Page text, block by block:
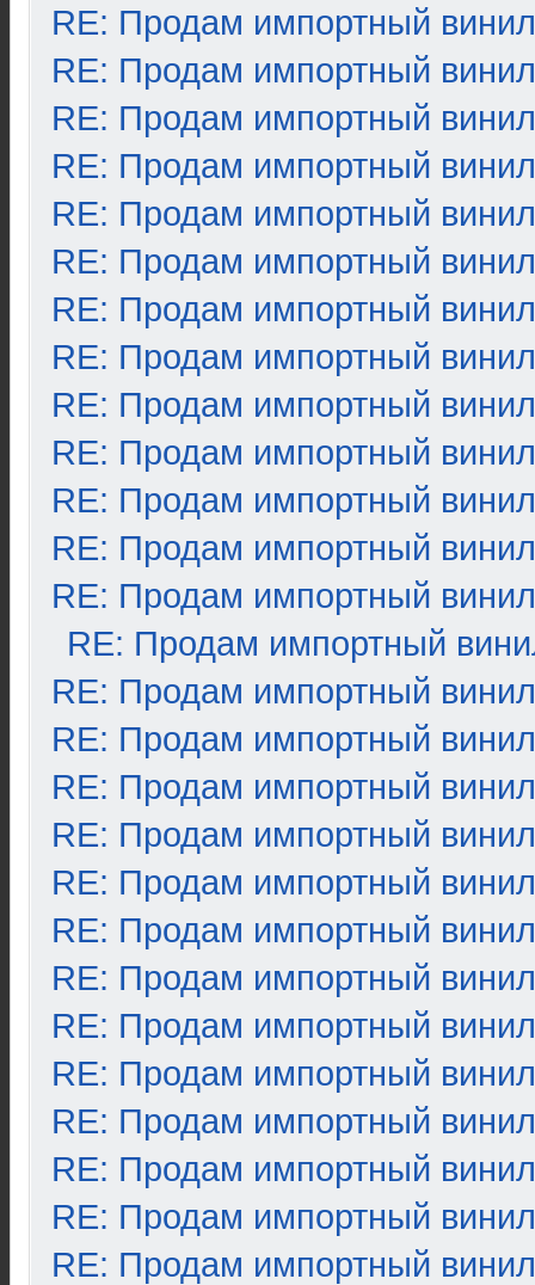
RE: Продам импортный винил
RE: Продам импортный винил
RE: Продам импортный винил
RE: Продам импортный винил
RE: Продам импортный винил
RE: Продам импортный винил
RE: Продам импортный винил
RE: Продам импортный винил
RE: Продам импортный винил
RE: Продам импортный винил
RE: Продам импортный винил
RE: Продам импортный винил
RE: Продам импортный винил
RE: Продам импортный
RE: Продам импортный винил
RE: Продам импортный винил
RE: Продам импортный винил
RE: Продам импортный винил
RE: Продам импортный винил
RE: Продам импортный винил
RE: Продам импортный винил
RE: Продам импортный винил
RE: Продам импортный винил
RE: Продам импортный винил
RE: Продам импортный винил
RE: Продам импортный винил
RE: Продам импортный винил